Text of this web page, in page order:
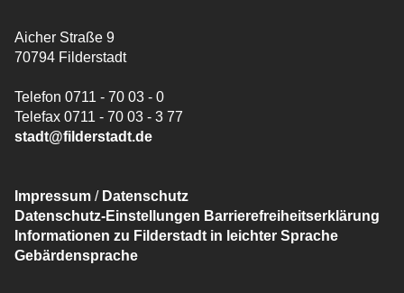
Aicher Straße 9
70794 Filderstadt
Telefon 0711 - 70 03 - 0
Telefax 0711 - 70 03 - 3 77
stadt@filderstadt.de
Impressum / Datenschutz
Datenschutz-Einstellungen Barrierefreiheitserklärung
Informationen zu Filderstadt in leichter Sprache
Gebärdensprache